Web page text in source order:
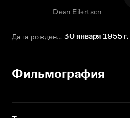
Dean Eilertson
Дата рождения 30 января 1955 г.
Фильмография